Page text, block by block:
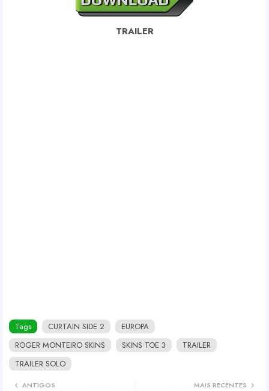
TRAILER
Tags CURTAIN SIDE 2
EUROPA
ROGER MONTEIRO SKINS
SKINS TOE 3
TRAILER
TRAILER SOLO
MAIS RECENTES
ANTIGOS